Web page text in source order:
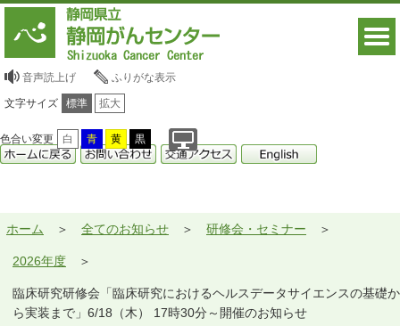
音声読上げ ふりがな表示
文字サイズ 標準 拡大
色合い変更 白 青 黄 黒
ホーム 全てのお知らせ 研修会・セミナー
2026年度
臨床研究研修会「臨床研究におけるヘルスデータサイエンスの基礎か
ら実装まで」6/18（木） 17時30分～開催のお知らせ